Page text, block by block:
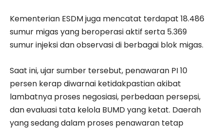
Kementerian ESDM juga mencatat terdapat 18.486
sumur migas yang beroperasi aktif serta 5.369
sumur injeksi dan observasi di berbagai blok migas.
Saat ini, ujar sumber tersebut, penawaran PI 10
persen kerap diwarnai ketidakpastian akibat
lambatnya proses negosiasi, perbedaan persepsi,
dan evaluasi tata kelola BUMD yang ketat. Daerah
yang sedang dalam proses penawaran tetap